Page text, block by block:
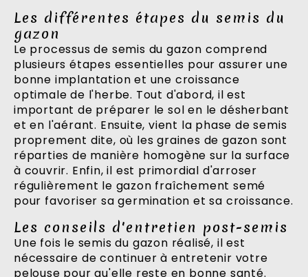
Les différentes étapes du semis du
gazon
Le processus de semis du gazon comprend
plusieurs étapes essentielles pour assurer une
bonne implantation et une croissance
optimale de l'herbe. Tout d'abord, il est
important de préparer le sol en le désherbant
et en l'aérant. Ensuite, vient la phase de semis
proprement dite, où les graines de gazon sont
réparties de manière homogène sur la surface
à couvrir. Enfin, il est primordial d'arroser
régulièrement le gazon fraîchement semé
pour favoriser sa germination et sa croissance.
Les conseils d'entretien post-semis
Une fois le semis du gazon réalisé, il est
nécessaire de continuer à entretenir votre
pelouse pour qu'elle reste en bonne santé.